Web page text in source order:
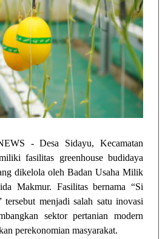
- Desa Sidayu, Kecamatan
fasilitas greenhouse budidaya
dikelola oleh Badan Usaha Milik
Makmur. Fasilitas bernama “Si
menjadi salah satu inovasi
sektor pertanian modern
perekonomian masyarakat.